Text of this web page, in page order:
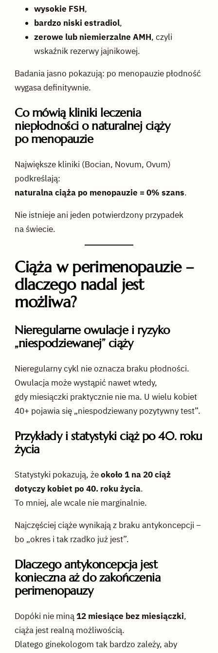
wysokie FSH,
bardzo niski estradiol,
zerowe lub niemierzalne AMH, czyli
wskaźnik rezerwy jajnikowej.
Badania jasno pokazują: po menopauzie płodność
wygasa definitywnie.
Co mówią kliniki leczenia
niepłodności o naturalnej ciąży
po menopauzie
Największe kliniki (Bocian, Novum, Ovum)
podkreślają:
naturalna ciąża po menopauzie = 0% szans.
Nie istnieje ani jeden potwierdzony przypadek
na świecie.
Ciąża w perimenopauzie –
dlaczego nadal jest
możliwa?
Nieregularne owulacje i ryzyko
„niespodziewanej” ciąży
Nieregularny cykl nie oznacza braku płodności.
Owulacja może wystąpić nawet wtedy,
gdy miesiączki praktycznie nie ma. U wielu kobiet
40+ pojawia się „niespodziewany pozytywny test”.
Przykłady i statystyki ciąż po 40. roku
życia
Statystyki pokazują, żeokoło 1 na 20 ciąż
dotyczy kobiet po 40. roku życia.
To mniej, ale wcale nie marginalnie.
Najczęściej ciąże wynikają z braku antykoncepcji –
bo „okres i tak rzadko już jest”.
Dlaczego antykoncepcja jest
konieczna aż do zakończenia
perimenopauzy
Dopóki nie miną12 miesiące bez miesiączki,
ciąża jest realną możliwością.
Dlatego ginekologom tak bardzo zależy, aby